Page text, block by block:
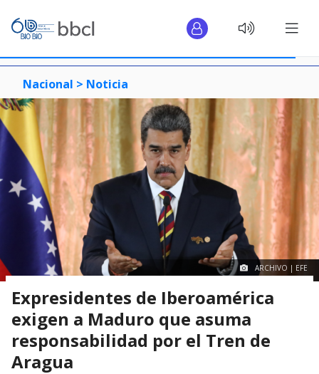
Nacional > Noticia
ARCHIVO | EFE
Expresidentes de Iberoamérica
exigen a Maduro que asuma
responsabilidad por el Tren de
Aragua